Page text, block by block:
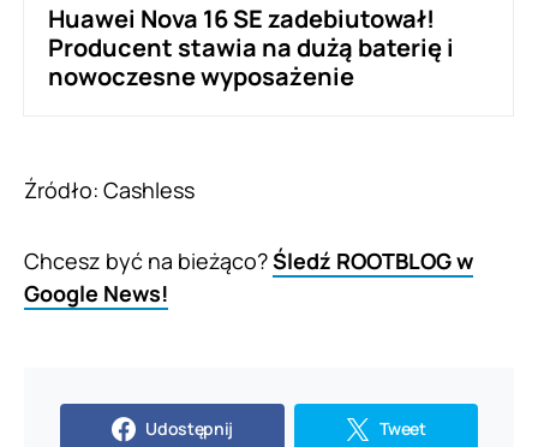
Huawei Nova 16 SE zadebiutował!
Producent stawia na dużą baterię i
nowoczesne wyposażenie
Źródło: Cashless
Chcesz być na bieżąco?Śledź ROOTBLOG w
Google News!
Udostępnij Tweet